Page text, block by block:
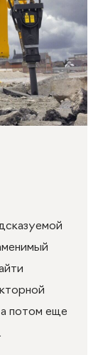
а потом еще